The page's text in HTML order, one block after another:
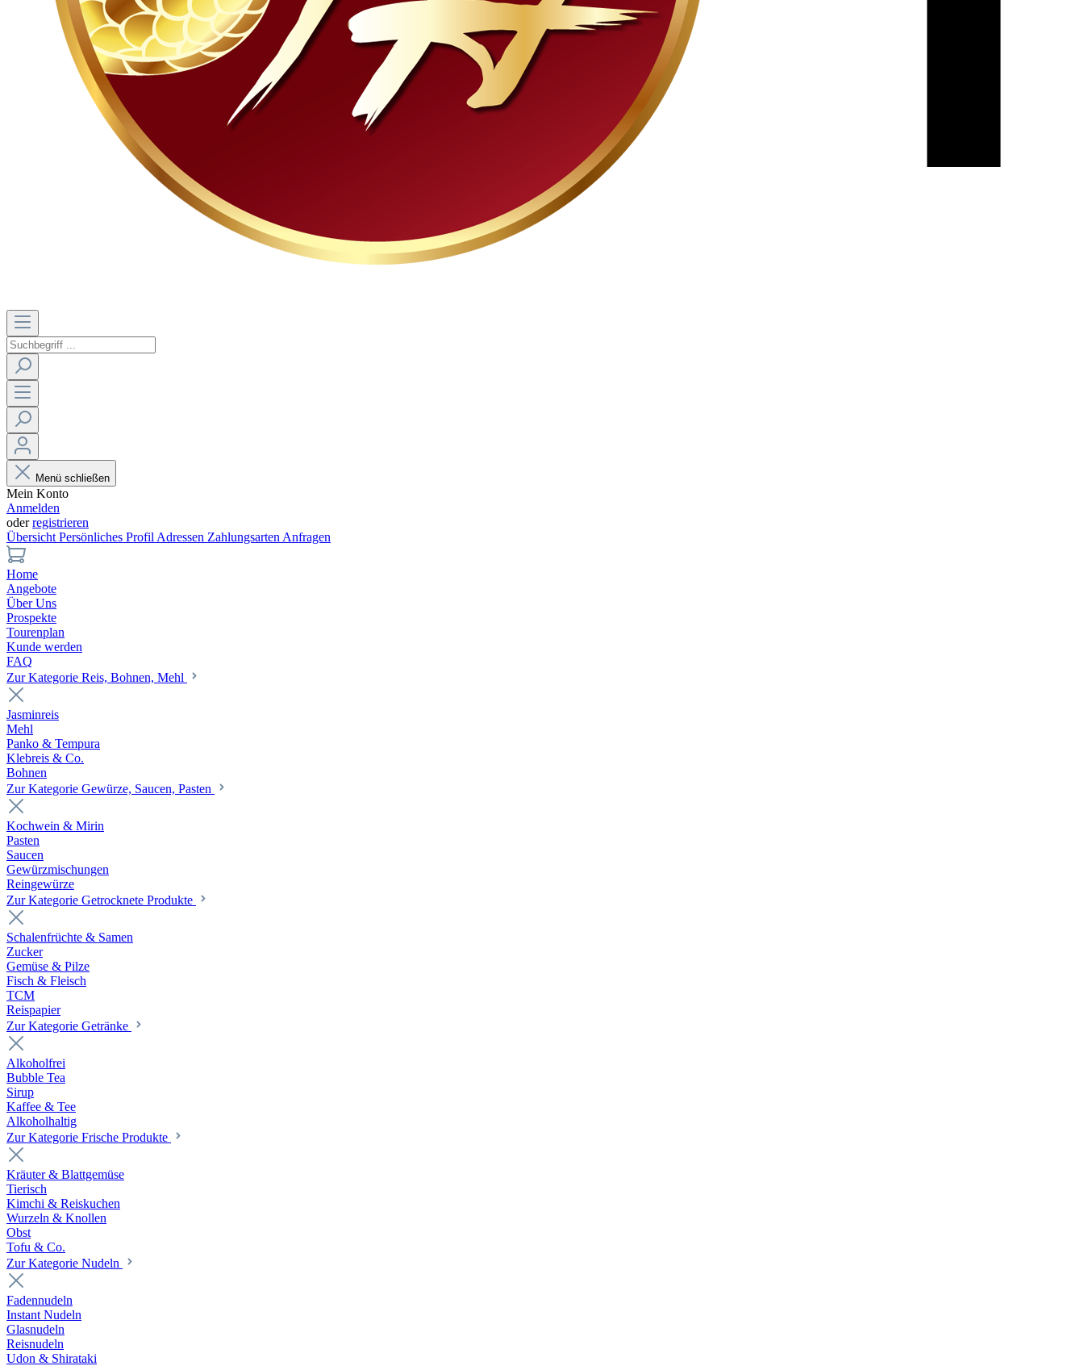
Menü schließen
Mein Konto
Anmelden
oderregistrieren
Übersicht Persönliches Profil Adressen Zahlungsarten Anfragen
Home
Angebote
Über Uns
Prospekte
Tourenplan
Kunde werden
FAQ
Zur Kategorie Reis, Bohnen, Mehl
Jasminreis
Mehl
Panko & Tempura
Klebreis & Co.
Bohnen
Zur Kategorie Gewürze, Saucen, Pasten
Kochwein & Mirin
Pasten
Saucen
Gewürzmischungen
Reingewürze
Zur Kategorie Getrocknete Produkte
Schalenfrüchte & Samen
Zucker
Gemüse & Pilze
Fisch & Fleisch
TCM
Reispapier
Zur Kategorie Getränke
Alkoholfrei
Bubble Tea
Sirup
Kaffee & Tee
Alkoholhaltig
Zur Kategorie Frische Produkte
Kräuter & Blattgemüse
Tierisch
Kimchi & Reiskuchen
Wurzeln & Knollen
Obst
Tofu & Co.
Zur Kategorie Nudeln
Fadennudeln
Instant Nudeln
Glasnudeln
Reisnudeln
Udon & Shirataki